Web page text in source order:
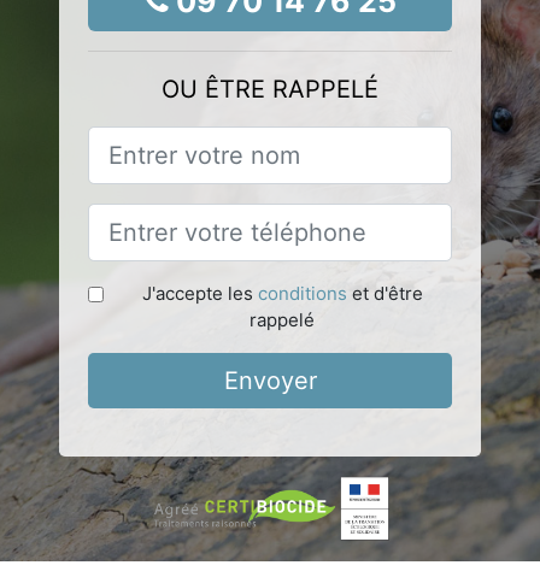
OU ÊTRE RAPPELÉ
J'accepte les conditions et d'être
rappelé
Envoyer